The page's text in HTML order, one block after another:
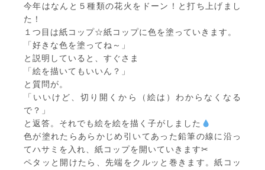
今年はなんと５種類の花火をドーン！と打ち上げまし
た！
１つ目は紙コップ☆紙コップに色を塗っていきます。
「好きな色を塗ってね～」
と説明していると、すぐさま
「絵を描いてもいいん？」
と質問が。
「いいけど、切り開くから（絵は）わからなくなる
で？」
と返答。それでも絵を絵を描く子がしました
色が塗れたらあらかじめ引いてあった鉛筆の線に沿っ
てハサミを入れ、紙コップを開いていきます✂
ペタッと開けたら、先端をクルッと巻きます。紙コッ